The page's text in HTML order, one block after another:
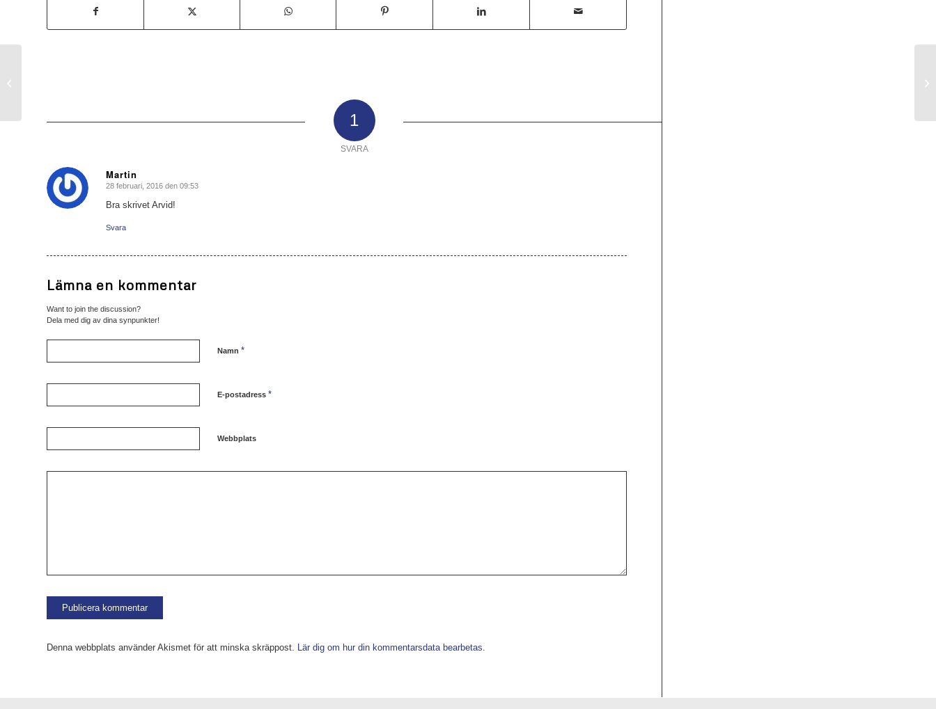
1
SVARA
Martin
says:
28 februari, 2016 den 09:53
Bra skrivet Arvid!
Svara
Lämna en kommentar
Want to join the discussion?
Dela med dig av dina synpunkter!
Namn *
E-postadress *
Webbplats
Denna webbplats använder Akismet för att minska skräppost. Lär dig om hur din kommentarsdata bearbetas